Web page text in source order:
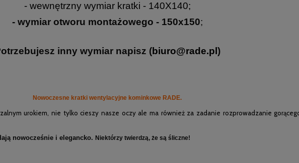
- wewnętrzny wymiar kratki - 140X140;
- wymiar otworu montażowego - 150x150;
inny wymiar napisz (biuro@rade.pl )
Nowoczesne kratki wentylacyjne kominkowe RADE.
urokiem, nie tylko cieszy nasze oczy ale ma również za zadanie rozprowadzanie
nowocześnie i elegancko. Niektórzy twierdzą, że są śliczne!